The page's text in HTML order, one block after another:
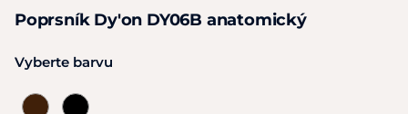
Poprsník Dy'on DY06B anatomický
Vyberte barvu